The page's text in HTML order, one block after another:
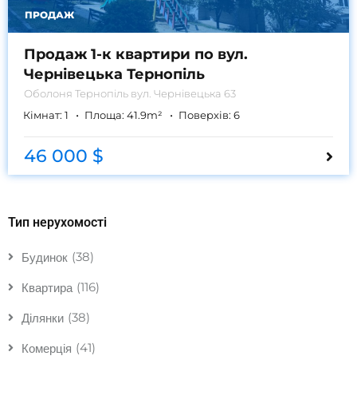
ПРОДАЖ
Продаж 1-к квартири по вул.
Чернівецька Тернопіль
Оболоня Тернопіль вул. Чернівецька 63
Кімнат: 1 Площа: 41.9m² Поверхів: 6
46 000 $
Тип нерухомості
Будинок (38)
Квартира (116)
Ділянки (38)
Комерція (41)